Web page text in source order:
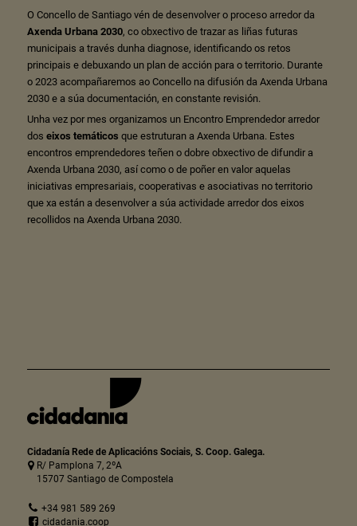
O Concello de Santiago vén de desenvolver o proceso arredor da
Axenda Urbana 2030, co obxectivo de trazar as liñas futuras
municipais a través dunha diagnose, identificando os retos
principais e debuxando un plan de acción para o territorio. Durante
o 2023 acompañaremos ao Concello na difusión da Axenda Urbana
2030 e a súa documentación, en constante revisión.
Unha vez por mes organizamos un Encontro Emprendedor arredor
dos eixos temáticos que estruturan a Axenda Urbana. Estes
encontros emprendedores teñen o dobre obxectivo de difundir a
Axenda Urbana 2030, así como o de poñer en valor aquelas
iniciativas empresariais, cooperativas e asociativas no territorio
que xa están a desenvolver a súa actividade arredor dos eixos
recollidos na Axenda Urbana 2030.
Cidadanía Rede de Aplicacións Sociais, S. Coop. Galega.
R/ Pamplona 7, 2ºA
15707 Santiago de Compostela
+34 981 589 269
cidadania.coop